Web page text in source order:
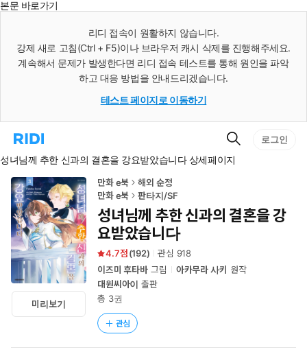
본문 바로가기
리디 접속이 원활하지 않습니다.
강제 새로 고침(Ctrl + F5)이나 브라우저 캐시 삭제를 진행해주세요.
계속해서 문제가 발생한다면 리디 접속 테스트를 통해 원인을 파악
하고 대응 방법을 안내드리겠습니다.
테스트 페이지로 이동하기
리
홈
로
이
동
검
색
로그인
성녀님께 추한 신과의 결혼을 강요받았습니다 상세페이지
미리보기
만화 e북
해외 순정
만화 e북
판타지/SF
성녀님께 추한 신과의 결혼을 강
요받았습니다
4.7 (192) 관심 918
이즈미 후타바 그림 아카무라 사키
원작
대원씨아이 출판
총 3권
관심